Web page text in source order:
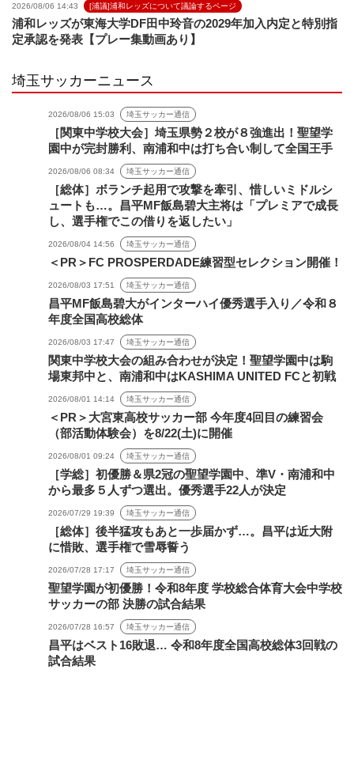
2026/08/06 14:43 [浦議]浦和レッズについて議論するページ
浦和レッズが東海大学DF田中玲音の2029年加入内定と特別指
定承認を発表【プレー集動画あり】
埼玉サッカーニュース
2026/08/06 15:03 埼玉サッカー通信
［関東中学校大会］埼玉県勢２校が８強進出！聖望学
園中が完封勝利、南浦和中は打ち合い制して全国王手
2026/08/06 08:34 埼玉サッカー通信
［総体］ボランチ起用で攻撃を牽引、惜しいミドルシ
ュートも…。昌平MF飯島碧大主将は「プレミアで成長
し、選手権でこの借りを返したい」
2026/08/04 14:56 埼玉サッカー通信
＜PR＞FC PROSPERDADE練習型セレクション開催！
2026/08/03 17:51 埼玉サッカー通信
昌平MF飯島碧大がインターハイ優秀選手入り／令和８
年度全国高校総体
2026/08/03 17:47 埼玉サッカー通信
関東中学校大会の組み合わせが決定！聖望学園中は駒
場東邦中と、南浦和中はKASHIMA UNITED FCと初戦
2026/08/01 14:14 埼玉サッカー通信
＜PR＞大宮東高校サッカー部 今年度4回目の練習会
（部活動体験会）を8/22(土)に開催
2026/08/01 09:24 埼玉サッカー通信
［学総］初優勝＆県2冠の聖望学園中、準V・南浦和中
から最多５人ずつ選出。優秀選手22人が決定
2026/07/29 19:39 埼玉サッカー通信
［総体］後半猛攻もあと一歩届かず…。昌平は近大附
に惜敗、選手権で雪辱誓う
2026/07/28 17:17 埼玉サッカー通信
聖望学園が初優勝！令和8年度 学校総合体育大会中学校
サッカーの部 決勝の試合結果
2026/07/28 16:57 埼玉サッカー通信
昌平はベスト16敗退… 令和8年度全国高校総体3回戦の
試合結果